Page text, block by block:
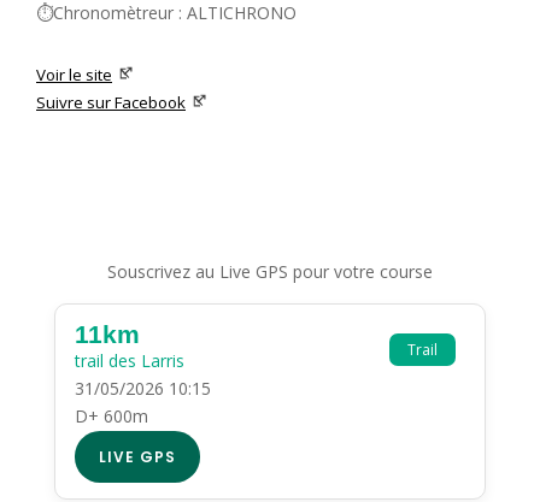
⏱️Chronomètreur : ALTICHRONO
Voir le site
Suivre sur Facebook
Souscrivez au Live GPS pour votre course
Trail
11km
trail des Larris
31/05/2026 10:15
D+ 600m
LIVE GPS